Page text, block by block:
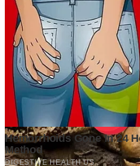
4 days ago